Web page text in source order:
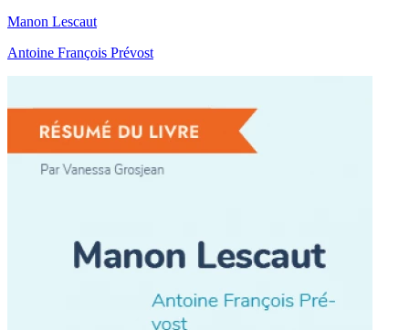
Manon Lescaut
Antoine François Prévost